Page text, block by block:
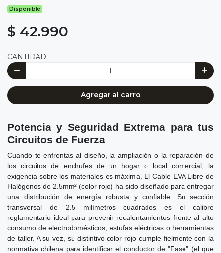
Disponible
$ 42.990
CANTIDAD
Agregar al carro
Potencia y Seguridad Extrema para tus
Circuitos de Fuerza
Cuando te enfrentas al diseño, la ampliación o la reparación de
los circuitos de enchufes de un hogar o local comercial, la
exigencia sobre los materiales es máxima. El Cable EVA Libre de
Halógenos de 2.5mm² (color rojo) ha sido diseñado para entregar
una distribución de energía robusta y confiable. Su sección
transversal de 2.5 milímetros cuadrados es el calibre
reglamentario ideal para prevenir recalentamientos frente al alto
consumo de electrodomésticos, estufas eléctricas o herramientas
de taller. A su vez, su distintivo color rojo cumple fielmente con la
normativa chilena para identificar el conductor de "Fase" (el que